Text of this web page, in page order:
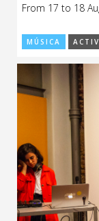
From 17 to 18
MÚSICA